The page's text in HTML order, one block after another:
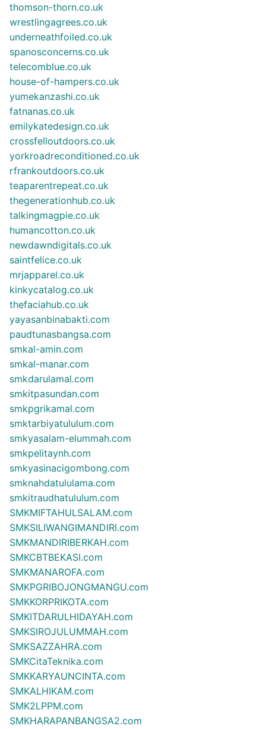
thomson-thorn.co.uk
wrestlingagrees.co.uk
underneathfoiled.co.uk
spanosconcerns.co.uk
telecomblue.co.uk
house-of-hampers.co.uk
yumekanzashi.co.uk
fatnanas.co.uk
emilykatedesign.co.uk
crossfelloutdoors.co.uk
yorkroadreconditioned.co.uk
rfrankoutdoors.co.uk
teaparentrepeat.co.uk
thegenerationhub.co.uk
talkingmagpie.co.uk
humancotton.co.uk
newdawndigitals.co.uk
saintfelice.co.uk
mrjapparel.co.uk
kinkycatalog.co.uk
thefaciahub.co.uk
yayasanbinabakti.com
paudtunasbangsa.com
smkal-amin.com
smkal-manar.com
smkdarulamal.com
smkitpasundan.com
smkpgrikamal.com
smktarbiyatululum.com
smkyasalam-elummah.com
smkpelitaynh.com
smkyasinacigombong.com
smknahdatululama.com
smkitraudhatululum.com
SMKMIFTAHULSALAM.com
SMKSILIWANGIMANDIRI.com
SMKMANDIRIBERKAH.com
SMKCBTBEKASI.com
SMKMANAROFA.com
SMKPGRIBOJONGMANGU.com
SMKKORPRIKOTA.com
SMKITDARULHIDAYAH.com
SMKSIROJULUMMAH.com
SMKSAZZAHRA.com
SMKCitaTeknika.com
SMKKARYAUNCINTA.com
SMKALHIKAM.com
SMK2LPPM.com
SMKHARAPANBANGSA2.com